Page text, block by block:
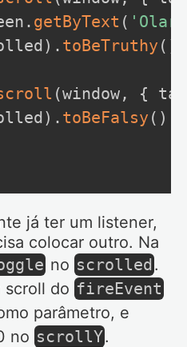
. getByText ( 'Olar'
) . toBeTruthy ( )
(window , {
) . toBeFalsy ( )
já ter um listener,
colocar outro. Na
no scrolled.
scroll do fireEvent
parâmetro, e
no scrollY.